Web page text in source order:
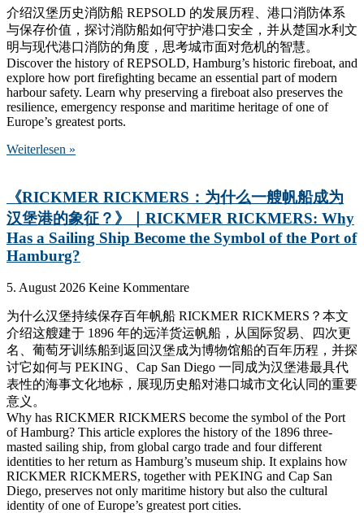
介绍汉堡历史消防船 REPSOLD 的发展历程、港口消防体系
与保存价值，探讨消防船如何守护港口安全，并从楚国水利文
明与现代港口消防的角度，思考城市面对危机的智慧。
Discover the history of REPSOLD, Hamburg’s historic fireboat, and
explore how port firefighting became an essential part of modern
harbour safety. Learn why preserving a fireboat also preserves the
resilience, emergency response and maritime heritage of one of
Europe’s greatest ports.
Weiterlesen »
《RICKMER RICKMERS：为什么一艘帆船成为
汉堡港的象征？》｜RICKMER RICKMERS: Why
Has a Sailing Ship Become the Symbol of the Port of
Hamburg?
5. August 2026 Keine Kommentare
为什么汉堡持续保存百年帆船 RICKMER RICKMERS？本文
介绍这艘建于 1896 年的远洋货运帆船，从国际贸易、四次更
名、葡萄牙训练船到返回汉堡成为博物馆船的百年历程，并探
讨它如何与 PEKING、Cap San Diego 一同成为汉堡港最具代
表性的海事文化地标，展现历史船对港口城市文化认同的重要
意义。
Why has RICKMER RICKMERS become the symbol of the Port
of Hamburg? This article explores the history of the 1896 three-
masted sailing ship, from global cargo trade and four different
identities to her return as Hamburg’s museum ship. It explains how
RICKMER RICKMERS, together with PEKING and Cap San
Diego, preserves not only maritime history but also the cultural
identity of one of Europe’s greatest port cities.